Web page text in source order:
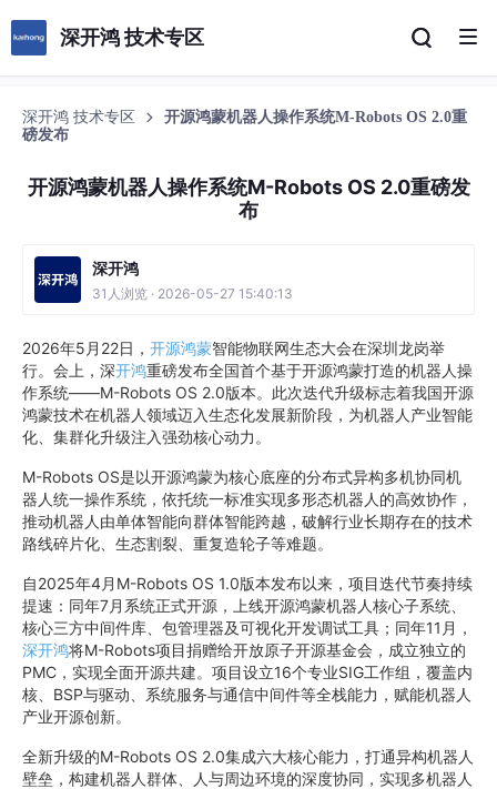
深开鸿 技术专区
深开鸿 技术专区
开源鸿蒙机器人操作系统M-Robots OS 2.0重
磅发布
开源鸿蒙机器人操作系统M-Robots OS 2.0重磅发
布
深开鸿
31人浏览 · 2026-05-27 15:40:13
2026年5月22日， 开源鸿蒙智能物联网生态大会在深圳龙岗举
行。会上，深开鸿重磅发布全国首个基于开源鸿蒙打造的机器人操
作系统——M-Robots OS 2.0版本。此次迭代升级标志着我国开源
鸿蒙技术在机器人领域迈入生态化发展新阶段，为机器人产业智能
化、集群化升级注入强劲核心动力。
M-Robots OS是以开源鸿蒙为核心底座的分布式异构多机协同机
器人统一操作系统，依托统一标准实现多形态机器人的高效协作，
推动机器人由单体智能向群体智能跨越，破解行业长期存在的技术
路线碎片化、生态割裂、重复造轮子等难题。
自2025年4月M-Robots OS 1.0版本发布以来，项目迭代节奏持续
提速：同年7月系统正式开源，上线开源鸿蒙机器人核心子系统、
核心三方中间件库、包管理器及可视化开发调试工具；同年11月，
深开鸿将M-Robots项目捐赠给开放原子开源基金会，成立独立的
PMC，实现全面开源共建。项目设立16个专业SIG工作组，覆盖内
核、BSP与驱动、系统服务与通信中间件等全栈能力，赋能机器人
产业开源创新。
全新升级的M-Robots OS 2.0集成六大核心能力，打通异构机器人
壁垒，构建机器人群体、人与周边环境的深度协同，实现多机器人